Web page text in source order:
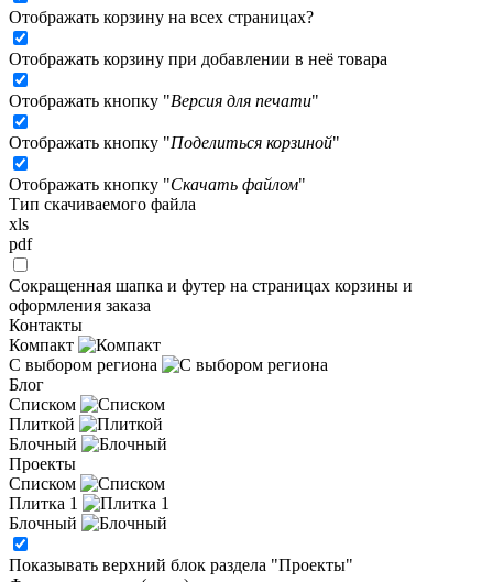
Отображать корзину на всех страницах?
Отображать корзину при добавлении в неё товара
Отображать кнопку "Версия для печати"
Отображать кнопку "Поделиться корзиной"
Отображать кнопку "Скачать файлом"
Тип скачиваемого файла
xls
pdf
Сокращенная шапка и футер на страницах корзины и
оформления заказа
Контакты
Компакт
С выбором региона
Блог
Списком
Плиткой
Блочный
Проекты
Списком
Плитка 1
Блочный
Показывать верхний блок раздела "Проекты"